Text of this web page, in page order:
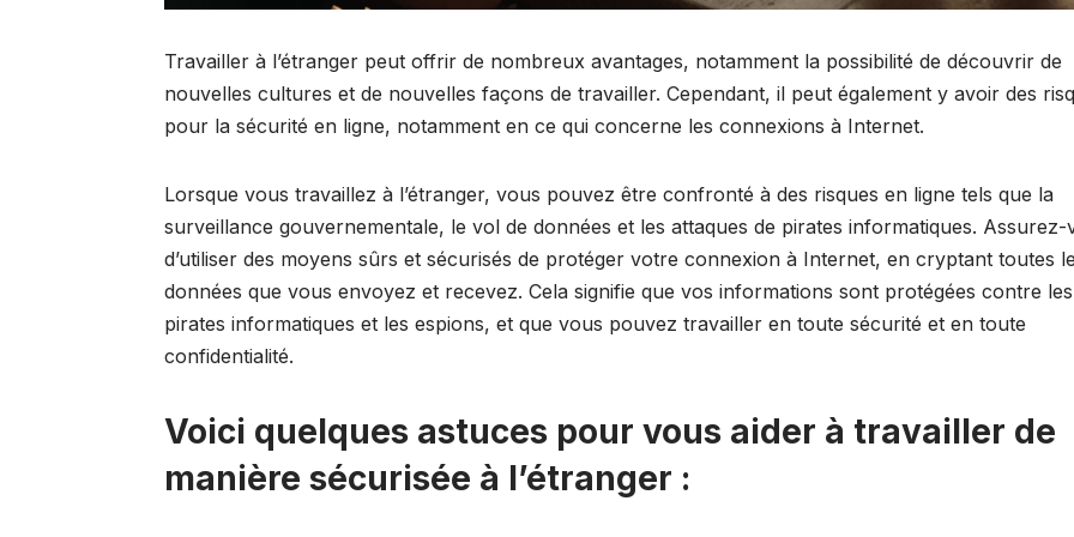
Travailler à l’étranger peut offrir de nombreux avantages, notamment la possibilité de découvrir de
nouvelles cultures et de nouvelles façons de travailler. Cependant, il peut également y avoir des
pour la sécurité en ligne, notamment en ce qui concerne les connexions à Internet.
Lorsque vous travaillez à l’étranger, vous pouvez être confronté à des risques en ligne tels que la
surveillance gouvernementale, le vol de données et les attaques de pirates informatiques. Assurez-
d’utiliser des moyens sûrs et sécurisés de protéger votre connexion à Internet, en cryptant toutes
données que vous envoyez et recevez. Cela signifie que vos informations sont protégées contre les
pirates informatiques et les espions, et que vous pouvez travailler en toute sécurité et en toute
confidentialité.
Voici quelques astuces pour vous aider à travailler de
manière sécurisée à l’étranger :